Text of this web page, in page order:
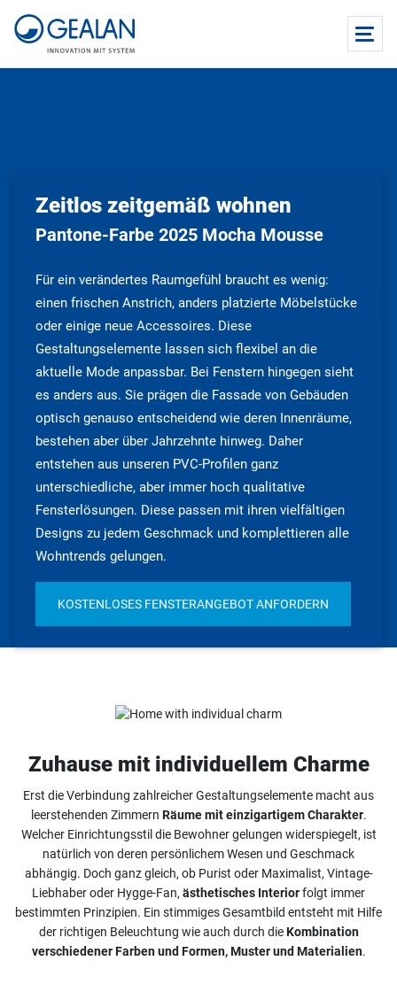
Zeitlos zeitgemäß wohnen
Pantone-Farbe 2025 Mocha Mousse
Für ein verändertes Raumgefühl braucht es wenig:
einen frischen Anstrich, anders platzierte Möbelstücke
oder einige neue Accessoires. Diese
Gestaltungselemente lassen sich flexibel an die
aktuelle Mode anpassbar. Bei Fenstern hingegen sieht
es anders aus. Sie prägen die Fassade von Gebäuden
optisch genauso entscheidend wie deren Innenräume,
bestehen aber über Jahrzehnte hinweg. Daher
entstehen aus unseren PVC-Profilen ganz
unterschiedliche, aber immer hoch qualitative
Fensterlösungen. Diese passen mit ihren vielfältigen
Designs zu jedem Geschmack und komplettieren alle
Wohntrends gelungen.
KOSTENLOSES FENSTERANGEBOT ANFORDERN
Zuhause mit individuellem Charme
Erst die Verbindung zahlreicher Gestaltungselemente macht aus
leerstehenden Zimmern Räume mit einzigartigem Charakter.
Welcher Einrichtungsstil die Bewohner gelungen widerspiegelt, ist
natürlich von deren persönlichem Wesen und Geschmack
abhängig. Doch ganz gleich, ob Purist oder Maximalist, Vintage-
Liebhaber oder Hygge-Fan, ästhetisches Interiorfolgt immer
bestimmten Prinzipien. Ein stimmiges Gesamtbild entsteht mit Hilfe
der richtigen Beleuchtung wie auch durch dieKombination
verschiedener Farben und Formen, Muster und Materialien.